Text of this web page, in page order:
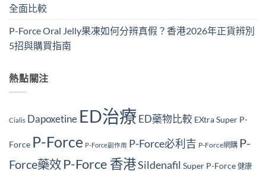
全面比較
P-Force Oral Jelly果凍如何分辨真假？香港2026年正貨辨別
5招與購買指南
熱點關注
Cialis Dapoxetine ED治療ED藥物比較 EXtra Super P-
Force P-Force P-Force副作用 P-Force必利吉 P-Force網購 P-
Force藥效 P-Force 香港Sildenafil Super P-Force 健康